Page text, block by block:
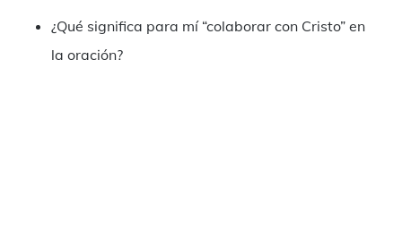
¿Qué significa para mí “colaborar con Cristo” en
la oración?